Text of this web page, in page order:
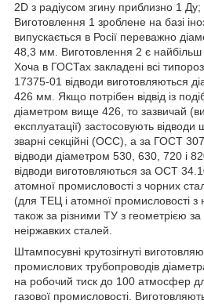
2D з радіусом згину приблизно 1 Ду;
Виготовлення 1 зроблене на базі
випускається в Росії переважно
48,3 мм. Виготовлення 2 є найбільш
Хоча в ГОСТах закладені всі
17375-01 відводи виготовляються
426 мм. Якщо потрібен відвід із
діаметром вище 426, то зазвичай
експлуатації) застосовують
зварні секційні (ОСС), а за ГОСТ
відводи діаметром 530, 630, 720 і
відводи виготовляються за ОСТ
атомної промисловості з чорних
(для ТЕЦ і атомної промисловості з
також за різними ТУ з геометрією
неіржавких сталей.
Штампосувні крутозігнуті
промислових трубопроводів
на робочий тиск до 100 атмосфер
газової промисловості.